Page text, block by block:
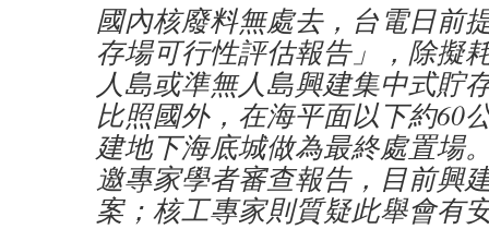
國內核廢料無處去，台電日前
存場可行性評估報告」，除擬
人島或準無人島興建集中式貯
比照國外，在海平面以下約60
建地下海底城做為最終處置場
邀專家學者審查報告，目前興
案；核工專家則質疑此舉會有